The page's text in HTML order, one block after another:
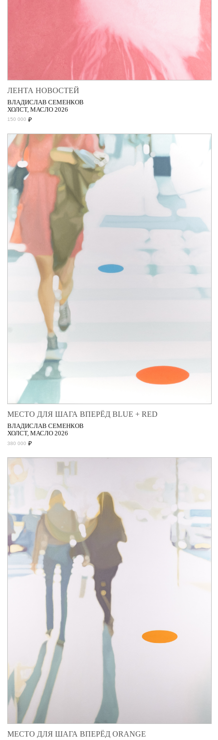
ЛЕНТА НОВОСТЕЙ
ВЛАДИСЛАВ СЕМЕНКОВ
ХОЛСТ, МАСЛО 2026
150 000 ₽
МЕСТО ДЛЯ ШАГА ВПЕРЁД BLUE + RED
ВЛАДИСЛАВ СЕМЕНКОВ
ХОЛСТ, МАСЛО 2026
380 000 ₽
МЕСТО ДЛЯ ШАГА ВПЕРЁД ORANGE